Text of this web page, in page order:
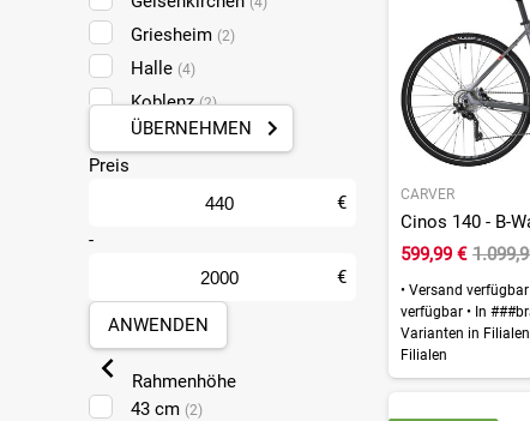
Griesheim (2)
Halle (4)
Koblenz(2)
Leipzig Taucha (5)
(1)
Sankt Augustin
ÜBERNEHMEN
Preis
€
-
€
ANWENDEN
Rahmenhöhe
43 cm (2)
CARVER
Cinos 140 - B-
599,99 €
•Versand verfügbar
verfügbar •In
Varianten in
Filialen